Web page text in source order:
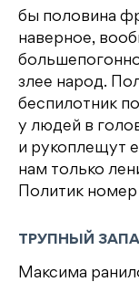
бы половина
наверное,
злее народ.
беспилотник
у людей в
и рукоплещут
нам только
Политик
ТРУПНЫЙ
Максима